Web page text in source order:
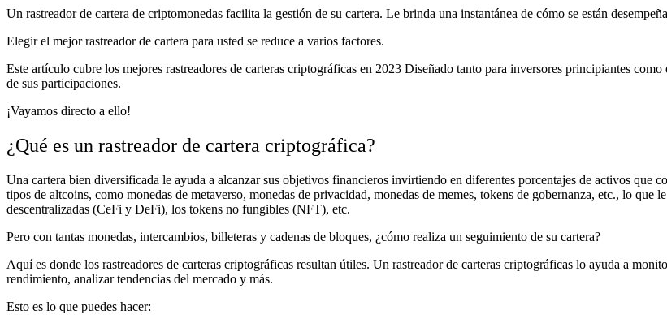
Un rastreador de cartera de criptomonedas facilita la gestión de su cartera. Le brinda una instantánea de cómo se están
Elegir el mejor rastreador de cartera para usted se reduce a varios factores.
Este artículo cubre los mejores rastreadores de carteras criptográficas en 2023 Diseñado tanto para inversores principiantes
de sus participaciones.
¡Vayamos directo a ello!
¿Qué es un rastreador de cartera criptográfica?
Una cartera bien diversificada le ayuda a alcanzar sus objetivos financieros invirtiendo en diferentes porcentajes de activos que
tipos de altcoins, como monedas de metaverso, monedas de privacidad, monedas de memes, tokens de gobernanza, etc., lo que
descentralizadas (CeFi y DeFi), los tokens no fungibles (NFT), etc.
Pero con tantas monedas, intercambios, billeteras y cadenas de bloques, ¿cómo realiza un seguimiento de su cartera?
Aquí es donde los rastreadores de carteras criptográficas resultan útiles. Un rastreador de carteras criptográficas lo ayuda a
rendimiento, analizar tendencias del mercado y más.
Esto es lo que puedes hacer: